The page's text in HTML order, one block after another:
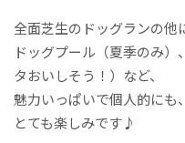
全面芝生のドッグランの他
ドッグプール（夏季のみ
タおいしそう！）など、
魅力いっぱいで個人的にも
とても楽しみです♪